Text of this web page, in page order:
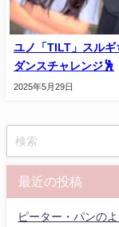
ユノ「TILT」スルギ
ダンスチャレンジ🕺
2025年5月29日
最近の投稿
ピーター・パンの